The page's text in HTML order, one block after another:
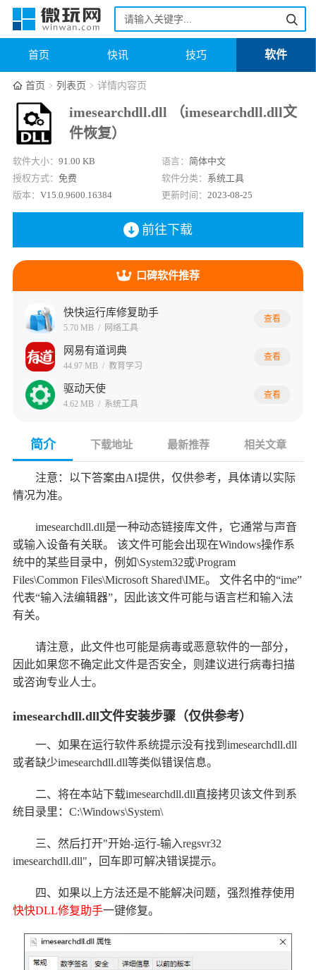
首页 快讯 技巧 软件
首页 列表页 详情内容页
imesearchdll.dll （imesearchdll.dll文
件恢复）
软件大小： 91.00 KB 语言： 简体中文
授权方式： 免费 软件分类： 系统工具
版本： V15.0.9600.16384 更新时间： 2023-08-25
前往下载
口碑软件推荐
快快运行库修复助手
5.70 MB / 网络工具
查看
网易有道词典
44.97 MB / 教育学习
查看
驱动天使
4.62 MB / 系统工具
查看
简介 下载地址 最新推荐 相关文章
注意：以下答案由AI提供，仅供参考，具体请以实际
情况为准。
imesearchdll.dll是一种动态链接库文件，它通常与声音
或输入设备有关联。 该文件可能会出现在Windows操作系
统中的某些目录中，例如\System32或\Program
Files\Common Files\Microsoft Shared\IME。 文件名中的“ime”
代表“输入法编辑器”，因此该文件可能与语言栏和输入法
有关。
请注意，此文件也可能是病毒或恶意软件的一部分，
因此如果您不确定此文件是否安全，则建议进行病毒扫描
或咨询专业人士。
imesearchdll.dll文件安装步骤（仅供参考）
一、如果在运行软件系统提示没有找到imesearchdll.dll
或者缺少imesearchdll.dll等类似错误信息。
二、将在本站下载imesearchdll.dll直接拷贝该文件到系
统目录里：C:\Windows\System\
三、然后打开"开始-运行-输入regsvr32
imesearchdll.dll"，回车即可解决错误提示。
四、如果以上方法还是不能解决问题，强烈推荐使用
快快DLL修复助手一键修复。